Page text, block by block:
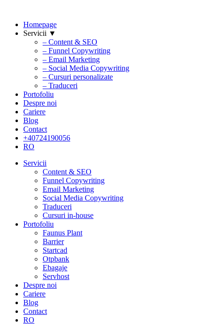
Homepage
Servicii ▼
– Content & SEO
– Funnel Copywriting
– Email Marketing
– Social Media Copywriting
– Cursuri personalizate
– Traduceri
Portofoliu
Despre noi
Cariere
Blog
Contact
+40724190056
RO
Servicii
Content & SEO
Funnel Copywriting
Email Marketing
Social Media Copywriting
Traduceri
Cursuri in-house
Portofoliu
Faunus Plant
Barrier
Startcad
Otpbank
Ebagaje
Servhost
Despre noi
Cariere
Blog
Contact
RO